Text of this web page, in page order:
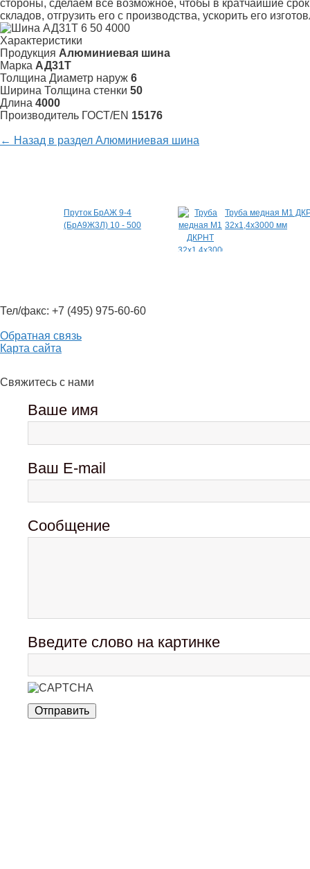
стороны, сделаем всё возможное, чтобы в кратчайшие
складов, отгрузить его с производства, ускорить его
Характеристики
Продукция Алюминиевая шина
Марка АД31Т
Толщина Диаметр наруж 6
Ширина Толщина стенки 50
Длина 4000
Произво­дитель ГОСТ/EN 15176
← Назад в раздел Алюминиевая шина
Пруток БрАЖ 9-4
(БрА9Ж3Л) 10 - 500
Труба медная М1
32х1,4х3000 мм
Тел/факс: +7 (495) 975-60-60
Обратная связь
Карта сайта
Свяжитесь с нами
Ваше имя
Ваш E-mail
Сообщение
Введите слово на картинке